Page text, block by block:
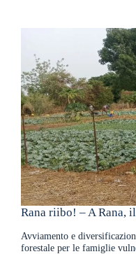
Rana riibo! – A Rana,
Avviamento e
forestale per le famiglie